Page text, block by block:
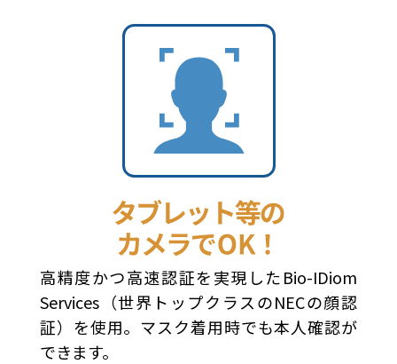
高精度かつ高速認証を実現したBio-IDiom
Services（世界トップクラスのNECの顔認
証）を使用。マスク着用時でも本人確認が
できます。